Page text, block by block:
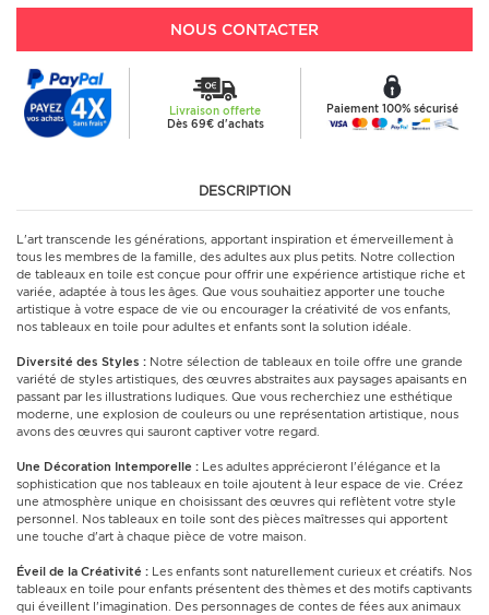
NOUS CONTACTER
Livraison offerte
Dès 69€ d'achats
Paiement 100% sécurisé
DESCRIPTION
L'art transcende les générations, apportant inspiration et émerveillement à
tous les membres de la famille, des adultes aux plus petits. Notre collection
de tableaux en toile est conçue pour offrir une expérience artistique riche et
variée, adaptée à tous les âges. Que vous souhaitiez apporter une touche
artistique à votre espace de vie ou encourager la créativité de vos enfants,
nos tableaux en toile pour adultes et enfants sont la solution idéale.
Diversité des Styles : Notre sélection de tableaux en toile offre une grande
variété de styles artistiques, des œuvres abstraites aux paysages apaisants en
passant par les illustrations ludiques. Que vous recherchiez une esthétique
moderne, une explosion de couleurs ou une représentation artistique, nous
avons des œuvres qui sauront captiver votre regard.
Une Décoration Intemporelle : Les adultes apprécieront l'élégance et la
sophistication que nos tableaux en toile ajoutent à leur espace de vie. Créez
une atmosphère unique en choisissant des œuvres qui reflètent votre style
personnel. Nos tableaux en toile sont des pièces maîtresses qui apportent
une touche d'art à chaque pièce de votre maison.
Éveil de la Créativité : Les enfants sont naturellement curieux et créatifs. Nos
tableaux en toile pour enfants présentent des thèmes et des motifs captivants
qui éveillent l'imagination. Des personnages de contes de fées aux animaux